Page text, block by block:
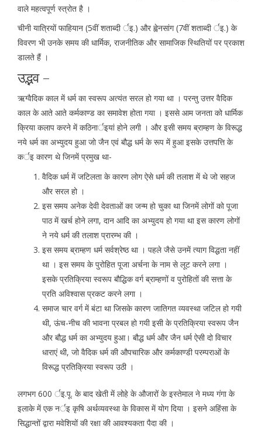
वाले महत्वपूर्ण स्त्रोत है ।
चीनी यात्रियों फाहियान (5वीं शताब्दी र्इ.) और ह्वेनसांग (7वीं शताब्दी र्इ.) के
विवरण भी उनके समय की धार्मिक, राजनीतिक और सामाजिक स्थितियों पर प्रकाश
डालते हैं ।
उद्भव –
ऋग्वैदिक काल में धर्म का स्वरूप अत्यंत सरल हो गया था । परन्तु उत्तर वैदिक
काल के आते आते कर्मकाण्ड का समावेश होता गया । इससे आम जनता को धार्मिक
क्रिया कलाप करने में कठिनार्इयां होने लगी । और इसी समय ब्राम्हण के विरूद्ध
नये धर्म का अभ्युदय हुआ जो जैन एवं बौद्ध धर्म के रूप में हुआ इसके उत्तपत्ति के
कर्इ कारण थे जिनमें प्रमुख था-
वैदिक धर्म में जटिलता के कारण लोग ऐसे धर्म की तलाश में थे जो सहज
और सरल हो ।
इस समय अनेक देवी देवताओं का जन्म हो चुका था जिनमें लोगों को पूजा
पाठ में खर्च होने लगा, दान आदि का अभ्युदय हो गया था इस कारण लोगों
ने नये धर्म की तलाश प्रारम्भ की ।
इस समय ब्राम्हण धर्म सर्वश्रेष्ठ था । पहले जैसे उनमें त्याग विद्धता नहीं
था । इस समय के पुरोहित पूजा अर्चना के नाम से लूट करने लगा ।
इसके प्रतिक्रिया स्वरूप बौद्धिक वर्ग ब्राम्हणों व पुरोहितों की सत्ता के
प्रति अविश्वास प्रकट करने लगा ।
समाज चार वर्ग में बंटा था जिसके कारण जातिगत व्यवस्था जटिल हो गयी
थी, ऊंच-नीच की भावना प्रबल हो गयी इसी के प्रतिक्रिया स्वरूप जैन
और बौद्ध धर्म का अभ्युदय हुआ। बौद्ध धर्म और जैन धर्म ऐसी दो विचार
धाराएं थी, जो वैदिक धर्म की औपचारिक और कर्मकाण्डी परम्पराओं के
विरूद्ध प्रतिक्रिया स्वरूप उठी ।
लगभग 600 र्इ.पू. के बाद खेती में लोहे के औजारों के इस्तेमाल ने मध्य गंगा के
इलाके में एक नर्इ कृषि अर्थव्यवस्था के विकास में योग दिया । इसने अहिंसा के
सिद्धान्तों द्वारा मवेशियों की रक्षा की आवश्यकता पैदा की ।